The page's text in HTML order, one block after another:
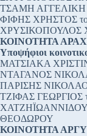
ΤΣΑΜΗ ΑΓΓΕΛΙΚΗ
ΦΙΦΗΣ ΧΡΗΣΤΟΣ
ΧΡΥΣΙΚΟΠΟΥΛΟΣ
ΚΟΙΝΟΤΗΤΑ
Υποψήφιοι
ΜΑΤΣΙΑΚΑ
ΝΤΑΓΑΝΟΣ
ΠΑΡΙΣΗΣ
ΤΖΙΦΑΣ ΓΕΩΡΓΙΟΣ
ΘΕΟΔΩΡΟΥ
ΚΟΙΝΟΤΗΤΑ